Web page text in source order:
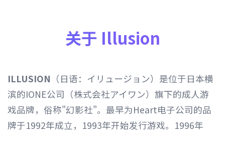
关于 Illusion
ILLUSION （日语：イリュージョン）是位于日本横
滨的IONE公司（株式会社アイワン）旗下的成人游
戏品牌，俗称"幻影社"。最早为Heart电子公司的品
牌于1992年成立，1993年开始发行游戏。1996年